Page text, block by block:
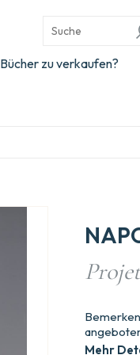
Bücher zu verkaufen?
Mehr